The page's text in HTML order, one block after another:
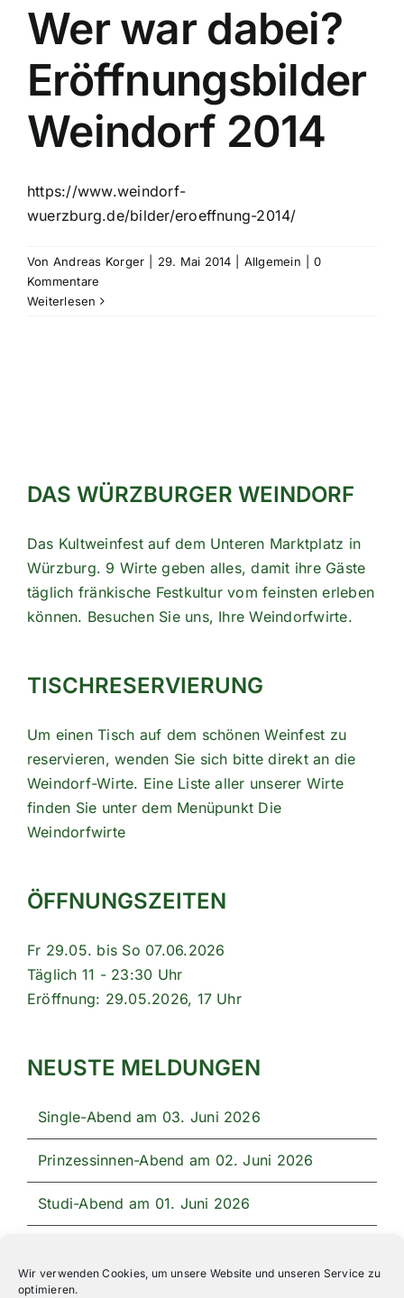
Wir verwenden Cookies, um unsere Website und unseren Service zu
optimieren.
Wer war dabei?
Eröffnungsbilder
Weindorf 2014
https://www.weindorf-
wuerzburg.de/bilder/eroeffnung-2014/
Von Andreas Korger 29. Mai 2014 Allgemein
0
Kommentare
Weiterlesen
DAS WÜRZBURGER WEINDORF
Das Kultweinfest auf dem Unteren Marktplatz in
Würzburg. 9 Wirte geben alles, damit ihre Gäste
täglich fränkische Festkultur vom feinsten erleben
können. Besuchen Sie uns, Ihre Weindorfwirte.
TISCHRESERVIERUNG
Um einen Tisch auf dem schönen Weinfest zu
reservieren, wenden Sie sich bitte direkt an die
Weindorf-Wirte. Eine Liste aller unserer Wirte
finden Sie unter dem Menüpunkt Die
Weindorfwirte
ÖFFNUNGSZEITEN
Fr 29.05. bis So 07.06.2026
Täglich 11 - 23:30 Uhr
Eröffnung: 29.05.2026, 17 Uhr
NEUSTE MELDUNGEN
Single-Abend am 03. Juni 2026
Prinzessinnen-Abend am 02. Juni 2026
Studi-Abend am 01. Juni 2026